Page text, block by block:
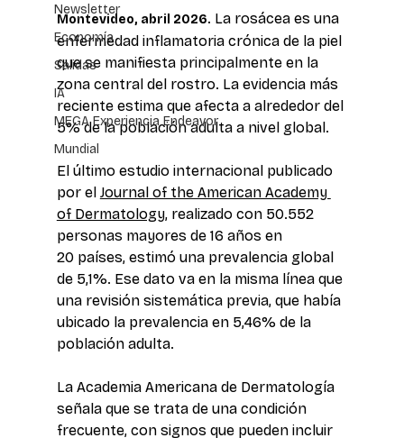
Newsletter
Economía
Salidas
IA
MEGA Experiencia Endeavor
Mundial
Montevideo, abril 2026. La rosácea es una
enfermedad inflamatoria crónica de la piel
que se manifiesta principalmente en la
zona central del rostro. La evidencia más
reciente estima que afecta a alrededor del
5% de la población adulta a nivel global.
El último estudio internacional publicado
por el Journal of the American Academy
of Dermatology, realizado con 50.552
personas mayores de 16 años en
20 países, estimó una prevalencia global
de 5,1%. Ese dato va en la misma línea que
una revisión sistemática previa, que había
ubicado la prevalencia en 5,46% de la
población adulta.
La Academia Americana de Dermatología
señala que se trata de una condición
frecuente, con signos que pueden incluir